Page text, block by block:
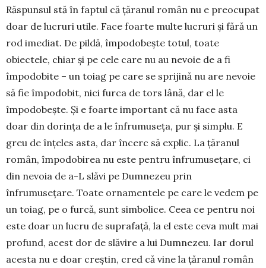
Răspunsul stă în faptul că țăranul ro­mân nu e preocupat
doar de lucruri utile. Face foarte multe lucruri și fără un
rod imediat. De pildă, împodobește totul, toate
obiectele, chiar și pe cele care nu au nevoie de a fi
împodobite – un toiag pe care se sprijină nu are ne­voie
să fie împodobit, nici furca de tors lână, dar el le
împodobește. Și e foarte important că nu face asta
doar din dorința de a le înfrumuseța, pur și simplu. E
greu de înțeles asta, dar încerc să explic. La țăranul
român, îm­podobirea nu este pentru înfrumu­se­țare, ci
din nevoia de a-L slăvi pe Dumnezeu prin
înfrumusețare. Toate ornamentele pe care le vedem pe
un toiag, pe o furcă, sunt simbolice. Ceea ce pentru noi
este doar un lucru de suprafață, la el este ceva mult mai
profund, acest dor de slăvire a lui Dumnezeu. Iar dorul
acesta nu e doar creștin, cred că vine la țăranul român